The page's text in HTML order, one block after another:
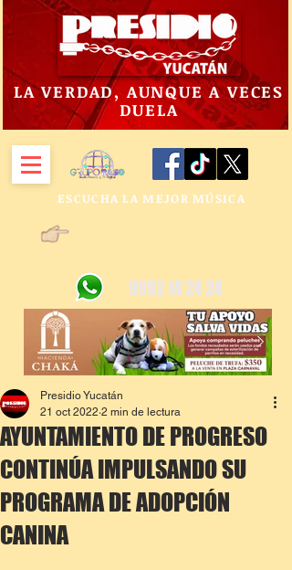
LA VERDAD, AUNQUE A VECES
DUELA
ESCUCHA LA MEJOR MÚSICA
9992 14 24 24
AYUNTAMIENTO DE PROGRESO
CONTINÚA IMPULSANDO SU
PROGRAMA DE ADOPCIÓN
CANINA
Presidio Yucatán
21 oct 2022 2 min de lectura